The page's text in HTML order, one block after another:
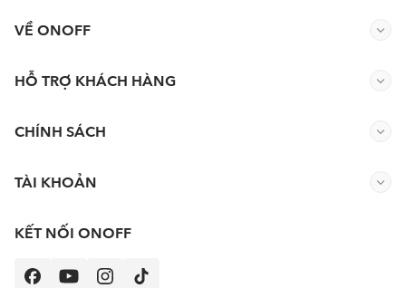
HỖ TRỢ KHÁCH HÀNG
TÀI KHOẢN
CHÍNH SÁCH
VỀ ONOFF
KẾT NỐI ONOFF